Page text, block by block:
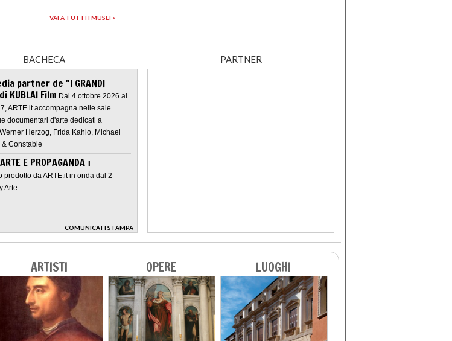
VAI A TUTTI I MUSEI >
BACHECA
partner de "I GRANDI
KUBLAI Film Dal 4 ottobre 2026 al
ARTE.it accompagna nelle sale
documentari d'arte dedicati a
Herzog, Frida Kahlo, Michael
& Constable
E PROPAGANDA Il
prodotto da ARTE.it in onda dal 2
Arte
COMUNICATI STAMPA
>
PARTNER
ARTISTI OPERE LUOGHI